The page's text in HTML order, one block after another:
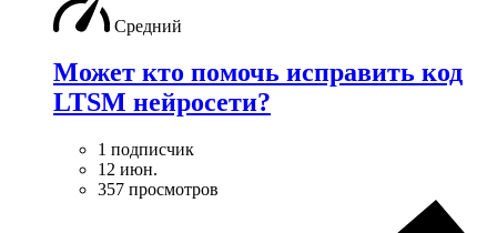
Средний
Может кто помочь исправить код
LTSM нейросети?
1 подписчик
12 июн.
357 просмотров